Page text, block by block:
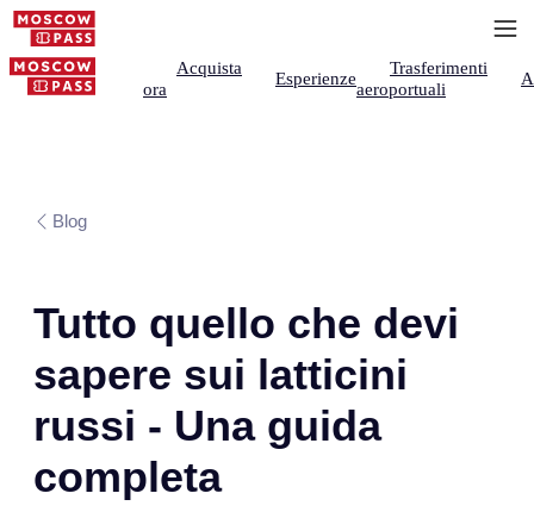
Acquista
ora
Esperienze
Trasferimenti
aeroportuali
Blog
Tutto quello che devi
sapere sui latticini
russi - Una guida
completa